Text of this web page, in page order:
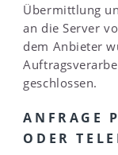
Übermittlung
an die Server
dem Anbieter
geschlossen.
ANFRAGE
ODER